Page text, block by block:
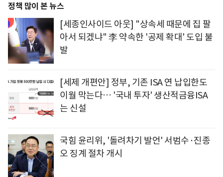
정책 많이 본 뉴스
[세종인사이드 아웃] "상속세 때문에 집 팔
아서 되겠냐" 李 약속한 '공제 확대' 도입 불
발
[세제 개편안] 정부, 기존 ISA 연 납입한도
이월 막는다… '국내 투자' 생산적금융ISA
는 신설
국힘 윤리위, '돌려차기 발언' 서범수·진종
오 징계 절차 개시